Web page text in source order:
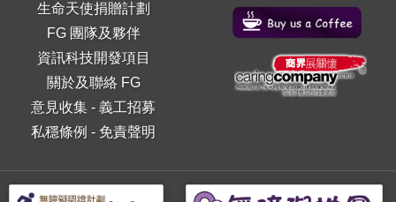
生命天使捐贈計劃
FG 團隊及夥伴
資訊科技開發項目
關於及聯絡 FG
意見收集 -義工招募
私穩條例 - 免責聲明